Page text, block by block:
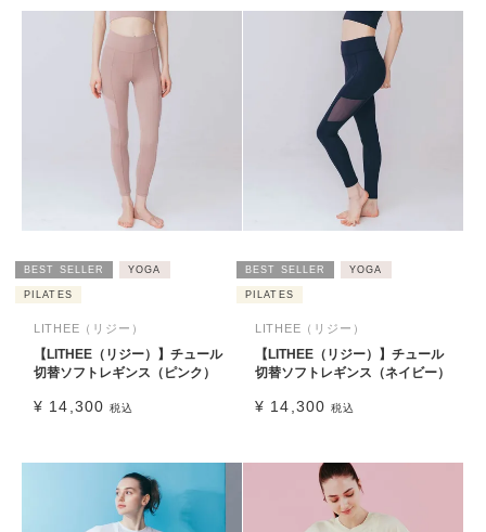
BEST SELLER YOGA
PILATES
LITHEE（リジー）
【LITHEE（リジー）】チュール
切替ソフトレギンス（ピンク）
¥ 14,300 税込
BEST SELLER YOGA
PILATES
LITHEE（リジー）
【LITHEE（リジー）】チュール
切替ソフトレギンス（ネイビー）
¥ 14,300 税込